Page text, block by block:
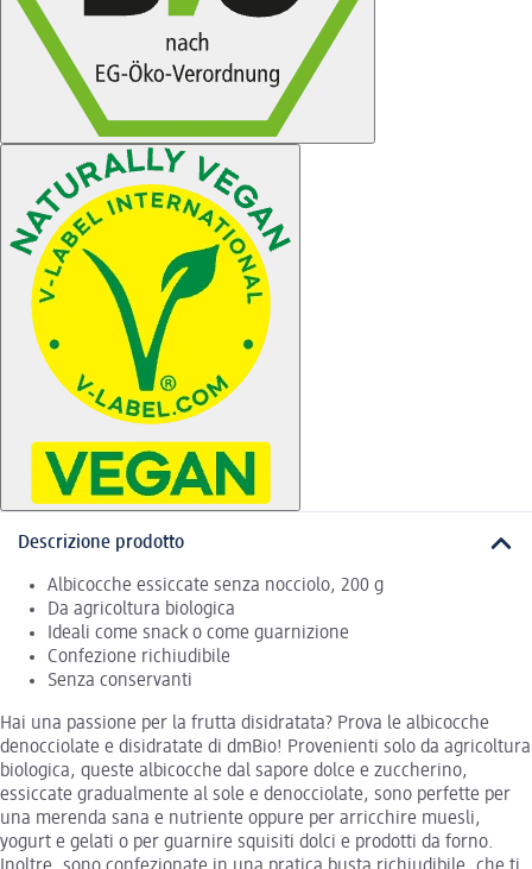
Descrizione prodotto
Albicocche essiccate senza nocciolo, 200 g
Da agricoltura biologica
Ideali come snack o come guarnizione
Confezione richiudibile
Senza conservanti
Hai una passione per la frutta disidratata? Prova le albicocche
denocciolate e disidratate di dmBio! Provenienti solo da agricoltura
biologica, queste albicocche dal sapore dolce e zuccherino,
essiccate gradualmente al sole e denocciolate, sono perfette per
una merenda sana e nutriente oppure per arricchire muesli,
yogurt e gelati o per guarnire squisiti dolci e prodotti da forno.